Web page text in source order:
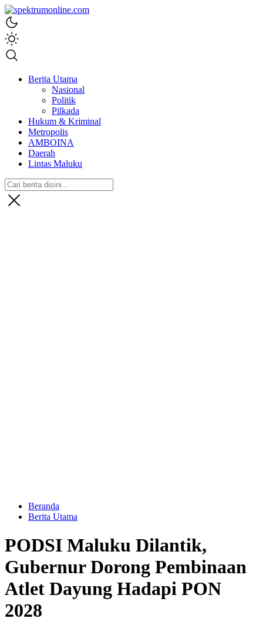
spektrumonline.com
Berita Utama
Nasional
Politik
Pilkada
Hukum & Kriminal
Metropolis
AMBOINA
Daerah
Lintas Maluku
Beranda
Berita Utama
PODSI Maluku Dilantik,
Gubernur Dorong Pembinaan
Atlet Dayung Hadapi PON
2028